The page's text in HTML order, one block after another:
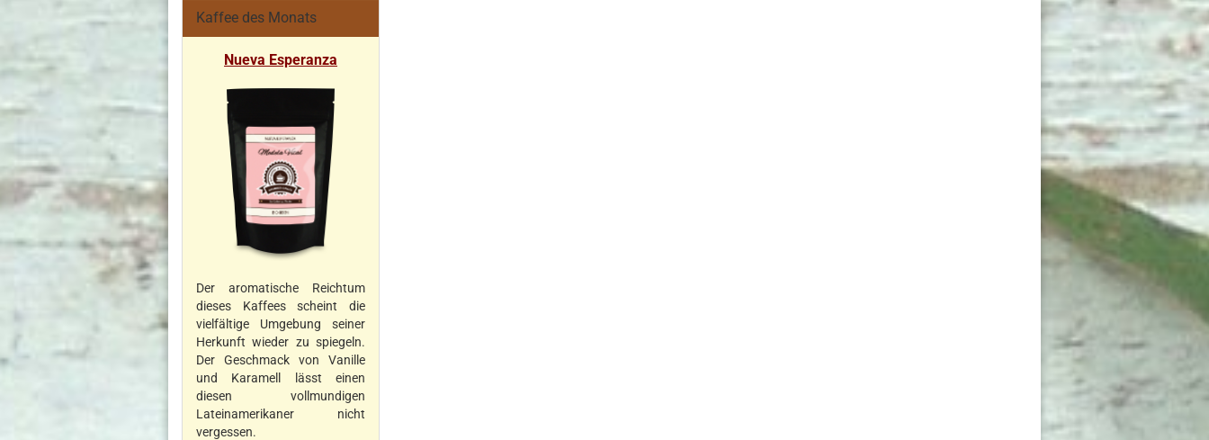
Kaffee des Monats
Nueva Esperanza
Der aromatische Reichtum
dieses Kaffees scheint die
vielfältige Umgebung seiner
Herkunft wieder zu spiegeln.
Der Geschmack von Vanille
und Karamell lässt einen
diesen vollmundigen
Lateinamerikaner nicht
vergessen.